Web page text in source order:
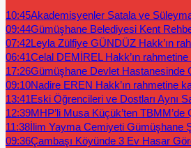
10:45Akademisyenler Satala ve
09:44Gümüşhane Belediyesi Kent
07:42Leyla Zülfiye GÜNDÜZ Hakk’ın
06:41Celal DEMİREL Hakk’ın
17:26Gümüşhane Devlet Hastanesinde
09:10Nadire EREN Hakk’ın rahmetine
13:41Eski Öğrencileri ve Dostları Aynı
12:39MHP’li Musa Küçük’ten
11:38İlim Yayma Cemiyeti Gümüşhane
09:36Çambaşı Köyünde 3 Ev Hasar